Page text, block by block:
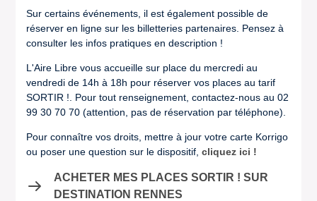
Sur certains événements, il est également possible de
réserver en ligne sur les billetteries partenaires. Pensez à
consulter les infos pratiques en description !
L'Aire Libre vous accueille sur place du mercredi au
vendredi de 14h à 18h pour réserver vos places au tarif
SORTIR !. Pour tout renseignement, contactez-nous au 02
99 30 70 70 (attention, pas de réservation par téléphone).
Pour connaître vos droits, mettre à jour votre carte Korrigo
ou poser une question sur le dispositif, cliquez ici !
ACHETER MES PLACES SORTIR ! SUR
DESTINATION RENNES